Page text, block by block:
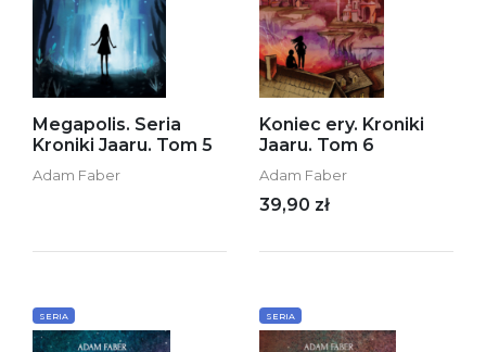
Megapolis. Seria
Kroniki Jaaru. Tom 5
Adam Faber
Koniec ery. Kroniki
Jaaru. Tom 6
Adam Faber
39,90 zł
SERIA SERIA